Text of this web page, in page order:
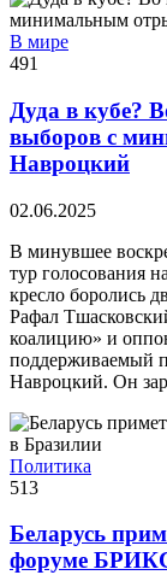
В мире
491
Дуда в кубе?
выборов с
Навроцкий
02.06.2025
В минувшее
тур голосования
кресло боролись
Рафал
коалицию» и
поддерживаемый
Навроцкий. Он
Политика
513
Беларусь
форуме